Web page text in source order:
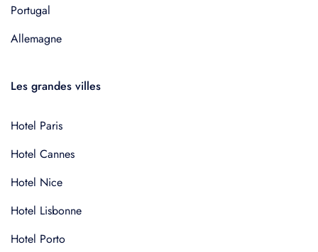
Portugal
Allemagne
Les grandes villes
Hotel Paris
Hotel Cannes
Hotel Nice
Hotel Lisbonne
Hotel Porto